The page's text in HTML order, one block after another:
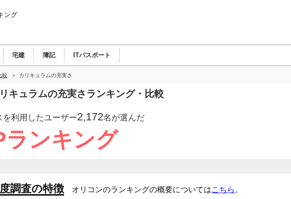
ング
宅建 簿記 ITパスポート
較 カリキュラムの充実さ
キュラムの充実さランキング・比較
利用したユーザー2,172名が選んだ
ランキング
調査の特徴 オリコンのランキングの概要についてはこちら 。